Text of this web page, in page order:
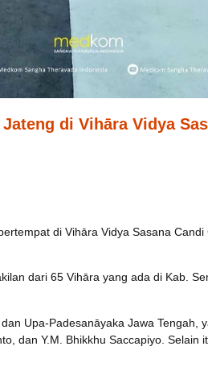
di Vihāra Vidya
di Vihāra Vidya Sasana
dari 65 Vihāra yang ada di Kab.
Upa-Padesanāyaka Jawa Tengah,
dan Y.M. Bhikkhu Saccapiyo. Selain